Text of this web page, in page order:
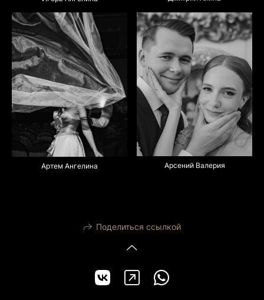
Артем Ангелина Арсений Валерия
Поделиться ссылкой